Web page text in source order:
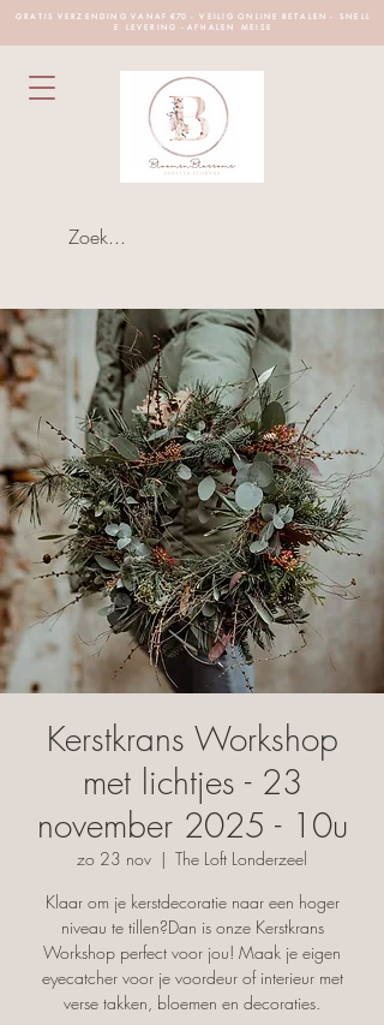
G R A T I S V E R Z E N D I N G V A N A F €70 - V E I L I G O N L I N E B E T A L E N - S N E L L
E L E V E R I N G - A F H A L E N M E I S E
Kerstkrans Workshop
met lichtjes - 23
november 2025 - 10u
zo 23 nov
  |
The Loft Londerzeel
Klaar om je kerstdecoratie naar een hoger
niveau te tillen?Dan is onze Kerstkrans
Workshop perfect voor jou! Maak je eigen
eyecatcher voor je voordeur of interieur met
verse takken, bloemen en decoraties.